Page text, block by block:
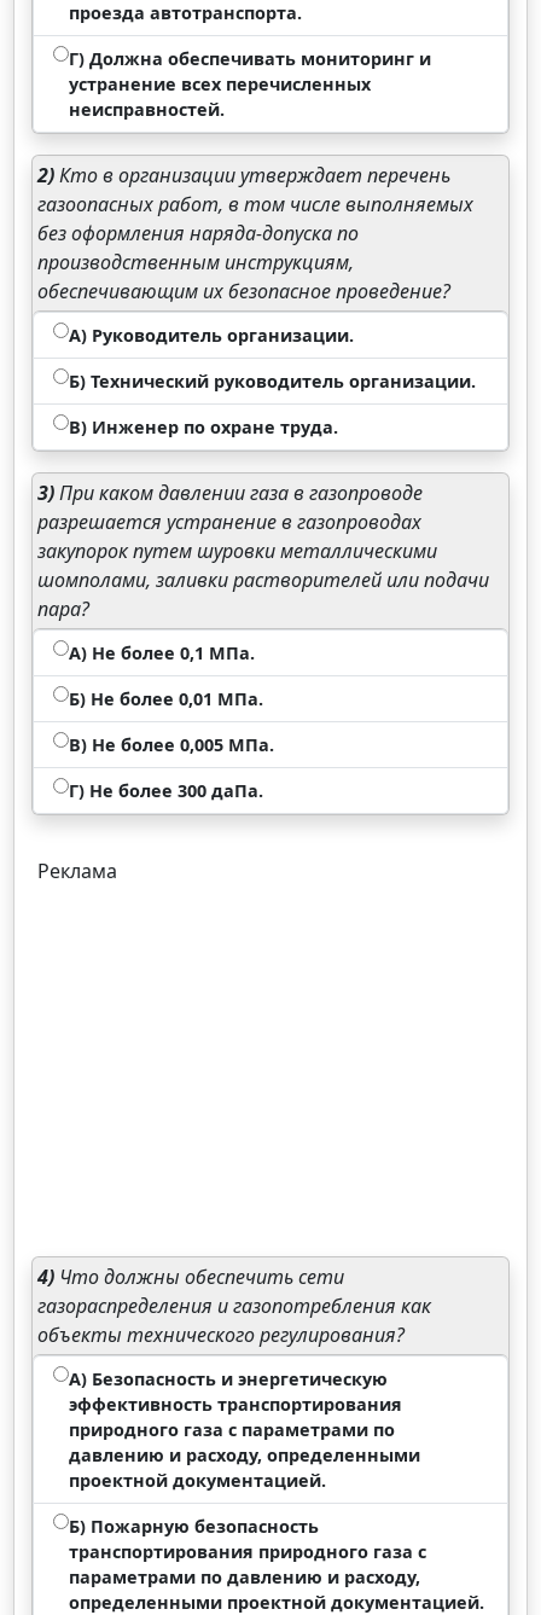
проезда автотранспорта.
Г) Должна обеспечивать мониторинг и
устранение всех перечисленных
неисправностей.
2)Кто в организации утверждает перечень
газоопасных работ, в том числе выполняемых
без оформления наряда-допуска по
производственным инструкциям,
обеспечивающим их безопасное проведение?
А) Руководитель организации.
Б) Технический руководитель организации.
В) Инженер по охране труда.
3)При каком давлении газа в газопроводе
разрешается устранение в газопроводах
закупорок путем шуровки металлическими
шомполами, заливки растворителей или подачи
пара?
А) Не более 0,1 МПа.
Б) Не более 0,01 МПа.
В) Не более 0,005 МПа.
Г) Не более 300 даПа.
Реклама
4) Что должны обеспечить сети
газораспределения и газопотребления как
объекты технического регулирования?
А) Безопасность и энергетическую
эффективность транспортирования
природного газа с параметрами по
давлению и расходу, определенными
проектной документацией.
Б) Пожарную безопасность
транспортирования природного газа с
параметрами по давлению и расходу,
определенными проектной документацией.